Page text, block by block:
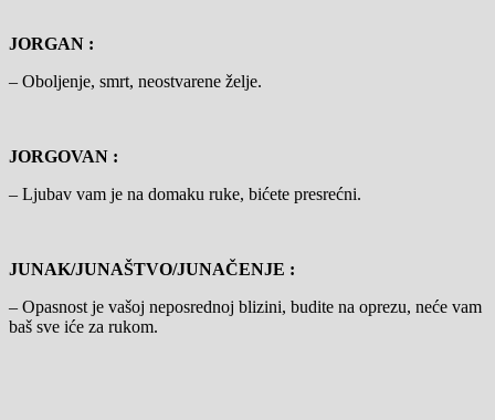
JORGAN :
– Oboljenje, smrt, neostvarene želje.
JORGOVAN :
– Ljubav vam je na domaku ruke, bićete presrećni.
JUNAK/JUNAŠTVO/JUNAČENJE :
– Opasnost je vašoj neposrednoj blizini, budite na oprezu, neće vam
baš sve iće za rukom.